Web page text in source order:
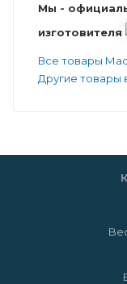
Мы -
изготовителя
Все товары
Другие товары